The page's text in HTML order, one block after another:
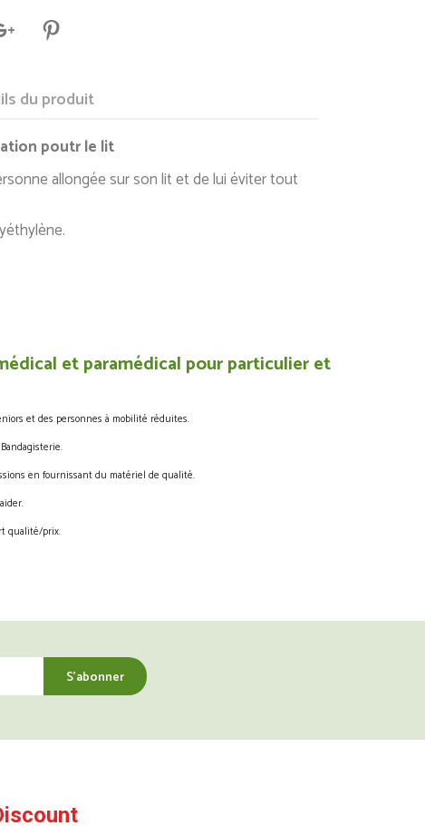
du produit
poutr le lit
allongée sur son lit et de lui éviter tout
et paramédical pour particulier et
et des personnes à mobilité réduites.
en fournissant du matériel de qualité.
qualité/prix.